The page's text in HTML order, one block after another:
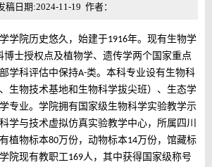
稿日期:2024-11-19 作者：
学院历史悠久，始建于1916年。现有生物学
博士授权点及植物学、遗传学两个国家重点
学科评估中保持A-类。本科专业设有生物科
生物技术基地和生物科学拔尖班）、生态学
专业。学院拥有国家级生物科学实验教学示
学与技术虚拟仿真实验教学中心，所属四川
植物标本80万份，动物标本14万份， 馆藏标
院现有教职工169人，其中获得国家级称号